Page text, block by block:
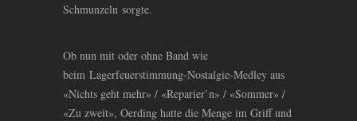
Schmunzeln sorgte.
Ob nun mit oder ohne Band wie
beim Lagerfeuerstimmung-Nostalgie-Medley aus
«Nichts geht mehr» / «Reparier’n» / «Sommer» /
«Zu zweit», Oerding hatte die Menge im Griff und